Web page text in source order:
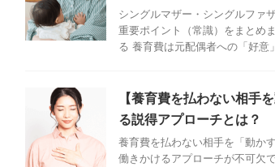
シングルマザー・シングルファ
重要ポイント（常識）をまとめ
る 養育費は元配偶者への「好意
【養育費を払わない相手
る説得アプローチとは？
養育費を払わない相手を「動か
働きかけるアプローチが不可欠